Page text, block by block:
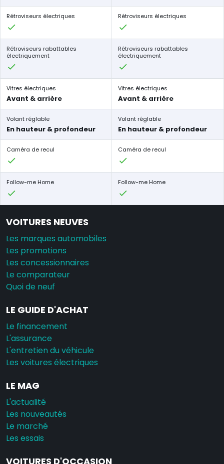
Rétroviseurs électriques Rétroviseurs électriques
Rétroviseurs rabattables
électriquement
Rétroviseurs rabattables
électriquement
Vitres électriques
Avant & arrière
Vitres électriques
Avant & arrière
Volant réglable
En hauteur & profondeur
Volant réglable
En hauteur & profondeur
Caméra de recul Caméra de recul
Follow-me Home Follow-me Home
VOITURES NEUVES
Les marques automobiles
Les promotions
Les concessionnaires
Le comparateur
Quoi de neuf
LE GUIDE D'ACHAT
Le financement
L'assurance
L'entretien du véhicule
Les voitures électriques
LE MAG
L'actualité
Les nouveautés
Le marché
Les essais
VOITURES D'OCCASION